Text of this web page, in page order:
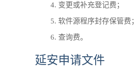
4. 变更或补充登记费；
5. 软件源程序封存保管费；
6. 查询费。
延安申请文件